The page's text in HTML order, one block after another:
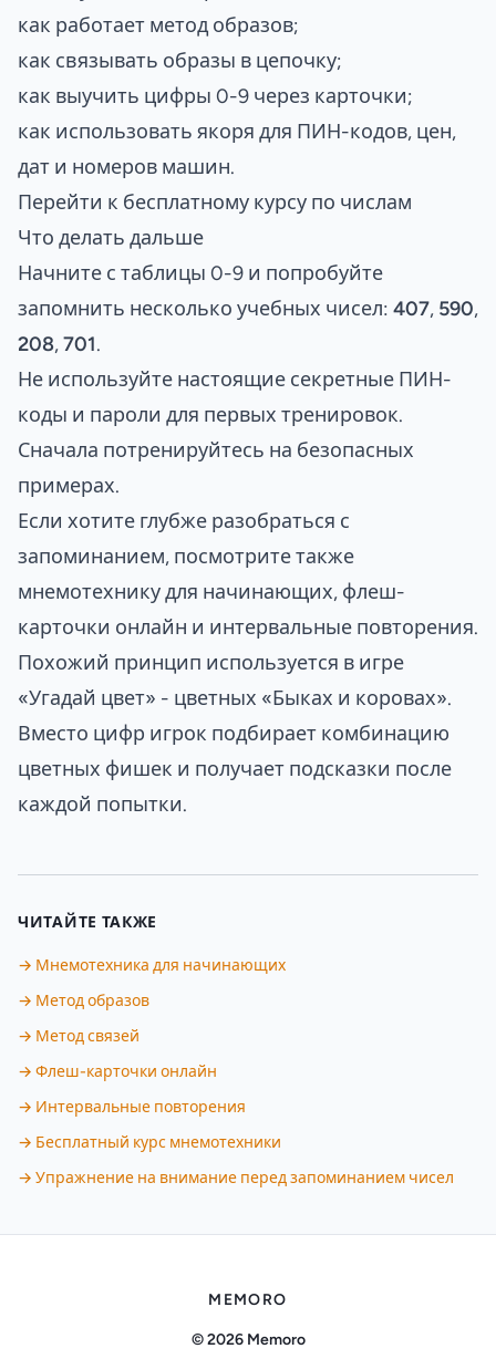
как работает метод образов;
как связывать образы в цепочку;
как выучить цифры 0-9 через карточки;
как использовать якоря для ПИН-кодов, цен,
дат и номеров машин.
Перейти к бесплатному курсу по числам
Что делать дальше
Начните с таблицы 0-9 и попробуйте
запомнить несколько учебных чисел: 407 590
208 701
Не используйте настоящие секретные ПИН-
коды и пароли для первых тренировок.
Сначала потренируйтесь на безопасных
примерах.
Если хотите глубже разобраться с
запоминанием, посмотрите также
мнемотехнику для начинающих флеш-
карточки онлайн и интервальные повторения
Похожий принцип используется в игре
«Угадай цвет» - цветных «Быках и коровах»
Вместо цифр игрок подбирает комбинацию
цветных фишек и получает подсказки после
каждой попытки.
ЧИТАЙТЕ ТАКЖЕ
→ Мнемотехника для начинающих
→ Метод образов
→ Метод связей
→ Флеш-карточки онлайн
→ Интервальные повторения
→ Бесплатный курс мнемотехники
→ Упражнение на внимание перед запоминанием чисел
MEMORO
© 2026 Memoro